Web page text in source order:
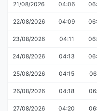
21/08/2026 04:06
22/08/2026 04:09
23/08/2026 04:11
24/08/2026 04:13
25/08/2026 04:15
26/08/2026 04:18
27/08/2026 04:20